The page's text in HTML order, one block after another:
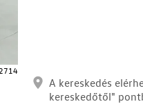
A kereskedés
kereskedőtől"